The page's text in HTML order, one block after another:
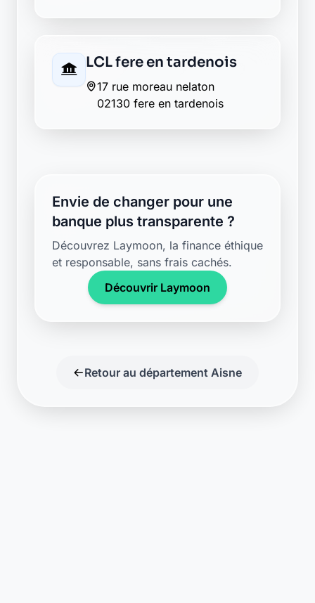
LCL fere en tardenois
17 rue moreau nelaton
02130 fere en tardenois
Envie de changer pour une
banque plus transparente ?
Découvrez Laymoon, la finance éthique
et responsable, sans frais cachés.
Découvrir Laymoon
Retour au département Aisne